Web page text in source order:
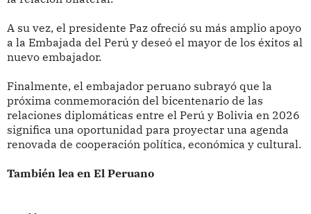
A su vez, el presidente Paz ofreció su más amplio apoyo
a la Embajada del Perú y deseó el mayor de los éxitos al
nuevo embajador.
Finalmente, el embajador peruano subrayó que la
próxima conmemoración del bicentenario de las
relaciones diplomáticas entre el Perú y Bolivia en 2026
significa una oportunidad para proyectar una agenda
renovada de cooperación política, económica y cultural.
También lea en El Peruano